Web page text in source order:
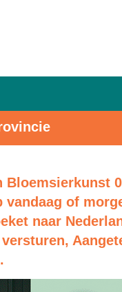
Bloemsierkunst
vandaag of
naar